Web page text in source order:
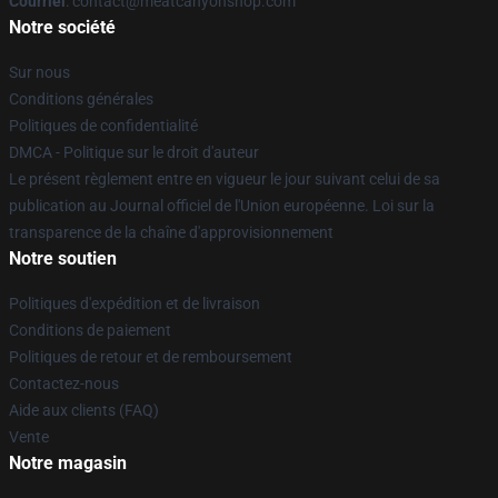
Notre société
Sur nous
Conditions générales
Politiques de confidentialité
DMCA - Politique sur le droit d'auteur
Le présent règlement entre en vigueur le jour suivant celui de sa
publication au Journal officiel de l'Union européenne. Loi sur la
transparence de la chaîne d'approvisionnement
Notre soutien
Politiques d'expédition et de livraison
Conditions de paiement
Politiques de retour et de remboursement
Contactez-nous
Aide aux clients (FAQ)
Vente
Notre magasin